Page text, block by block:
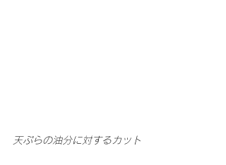
天ぷらの油分に対するカット